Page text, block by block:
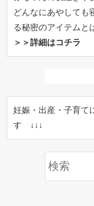
どんなにあやしても
る秘密のアイテムと
＞＞詳細はコチラ
妊娠・出産・子育て
す ↓↓↓